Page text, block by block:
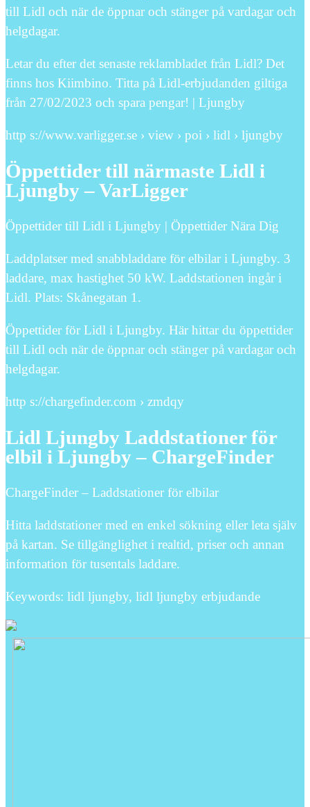
till Lidl och när de öppnar och stänger på vardagar och
helgdagar.
Letar du efter det senaste reklambladet från Lidl? Det
finns hos Kiimbino. Titta på Lidl-erbjudanden giltiga
från 27/02/2023 och spara pengar! | Ljungby
http s://www.varligger.se › view › poi › lidl › ljungby
Öppettider till närmaste Lidl i
Ljungby – VarLigger
Öppettider till Lidl i Ljungby | Öppettider Nära Dig
Laddplatser med snabbladdare för elbilar i Ljungby. 3
laddare, max hastighet 50 kW. Laddstationen ingår i
Lidl. Plats: Skånegatan 1.
Öppettider för Lidl i Ljungby. Här hittar du öppettider
till Lidl och när de öppnar och stänger på vardagar och
helgdagar.
http s://chargefinder.com › zmdqy
Lidl Ljungby Laddstationer för
elbil i Ljungby – ChargeFinder
ChargeFinder – Laddstationer för elbilar
Hitta laddstationer med en enkel sökning eller leta själv
på kartan. Se tillgänglighet i realtid, priser och annan
information för tusentals laddare.
Keywords: lidl ljungby, lidl ljungby erbjudande